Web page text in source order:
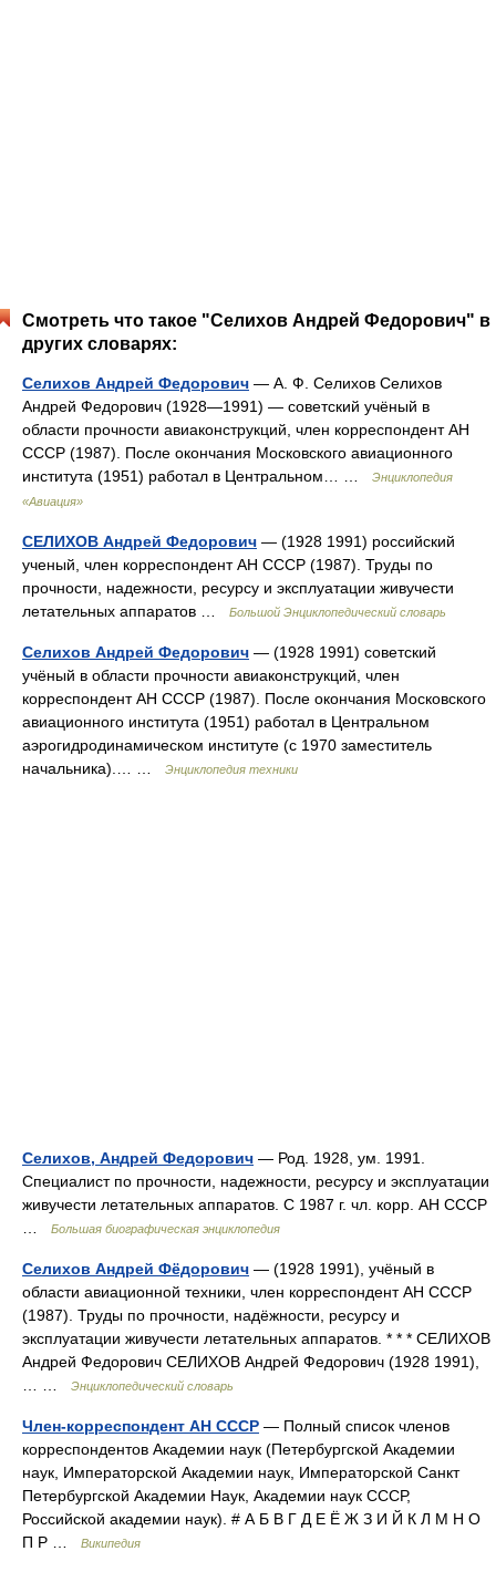
Смотреть что такое "Селихов Андрей Федорович" в
других словарях:
Селихов Андрей Федорович — А. Ф. Селихов Селихов
Андрей Федорович (1928—1991) — советский учёный в
области прочности авиаконструкций, член корреспондент АН
СССР (1987). После окончания Московского авиационного
института (1951) работал в Центральном… …
Энциклопедия
«Авиация»
СЕЛИХОВ Андрей Федорович — (1928 1991) российский
ученый, член корреспондент АН СССР (1987). Труды по
прочности, надежности, ресурсу и эксплуатации живучести
летательных аппаратов …
Большой Энциклопедический словарь
Селихов Андрей Федорович — (1928 1991) советский
учёный в области прочности авиаконструкций, член
корреспондент АН СССР (1987). После окончания Московского
авиационного института (1951) работал в Центральном
аэрогидродинамическом институте (с 1970 заместитель
начальника).… …
Энциклопедия техники
Селихов, Андрей Федорович — Род. 1928, ум. 1991.
Специалист по прочности, надежности, ресурсу и эксплуатации
живучести летательных аппаратов. С 1987 г. чл. корр. АН СССР
Большая биографическая энциклопедия
Селихов Андрей Фёдорович — (1928 1991), учёный в
области авиационной техники, член корреспондент АН СССР
(1987). Труды по прочности, надёжности, ресурсу и
эксплуатации живучести летательных аппаратов. * * * СЕЛИХОВ
Андрей Федорович СЕЛИХОВ Андрей Федорович (1928 1991),
Энциклопедический словарь
Член-корреспондент АН СССР — Полный список членов
корреспондентов Академии наук (Петербургской Академии
наук, Императорской Академии наук, Императорской Санкт
Петербургской Академии Наук, Академии наук СССР,
Российской академии наук). # А Б В Г Д Е Ё Ж З И Й К Л М Н О
П Р …
Википедия